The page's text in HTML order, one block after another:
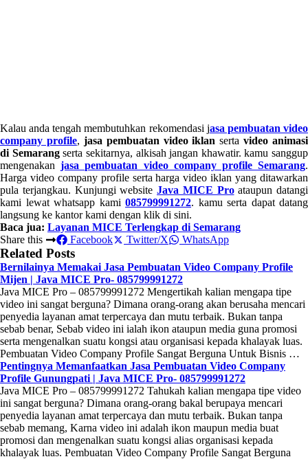
Kalau anda tengah membutuhkan rekomendasi jasa pembuatan video
company profile, jasa pembuatan video iklan sertavideo animasi
di Semarangserta sekitarnya, alkisah jangan khawatir. kamu sanggup
mengenakanjasa pembuatan video company profile Semarang.
Harga video company profile serta harga video iklan yang ditawarkan
pula terjangkau. Kunjungi website Java MICE Proataupun datangi
kami lewat whatsapp kami 085799991272. kamu serta dapat datang
langsung ke kantor kami dengan klik di sini.
Baca jua: Layanan MICE Terlengkap di Semarang
Share this
Facebook Twitter/X WhatsApp
Related Posts
Bernilainya Memakai Jasa Pembuatan Video Company Profile
Mijen | Java MICE Pro- 085799991272
Java MICE Pro – 085799991272 Mengertikah kalian mengapa tipe
video ini sangat berguna? Dimana orang-orang akan berusaha mencari
penyedia layanan amat terpercaya dan mutu terbaik. Bukan tanpa
sebab benar, Sebab video ini ialah ikon ataupun media guna promosi
serta mengenalkan suatu kongsi atau organisasi kepada khalayak luas.
Pembuatan Video Company Profile Sangat Berguna Untuk Bisnis …
Pentingnya Memanfaatkan Jasa Pembuatan Video Company
Profile Gunungpati | Java MICE Pro- 085799991272
Java MICE Pro – 085799991272 Tahukah kalian mengapa tipe video
ini sangat berguna? Dimana orang-orang bakal berupaya mencari
penyedia layanan amat terpercaya dan mutu terbaik. Bukan tanpa
sebab memang, Karna video ini adalah ikon maupun media buat
promosi dan mengenalkan suatu kongsi alias organisasi kepada
khalayak luas. Pembuatan Video Company Profile Sangat Berguna